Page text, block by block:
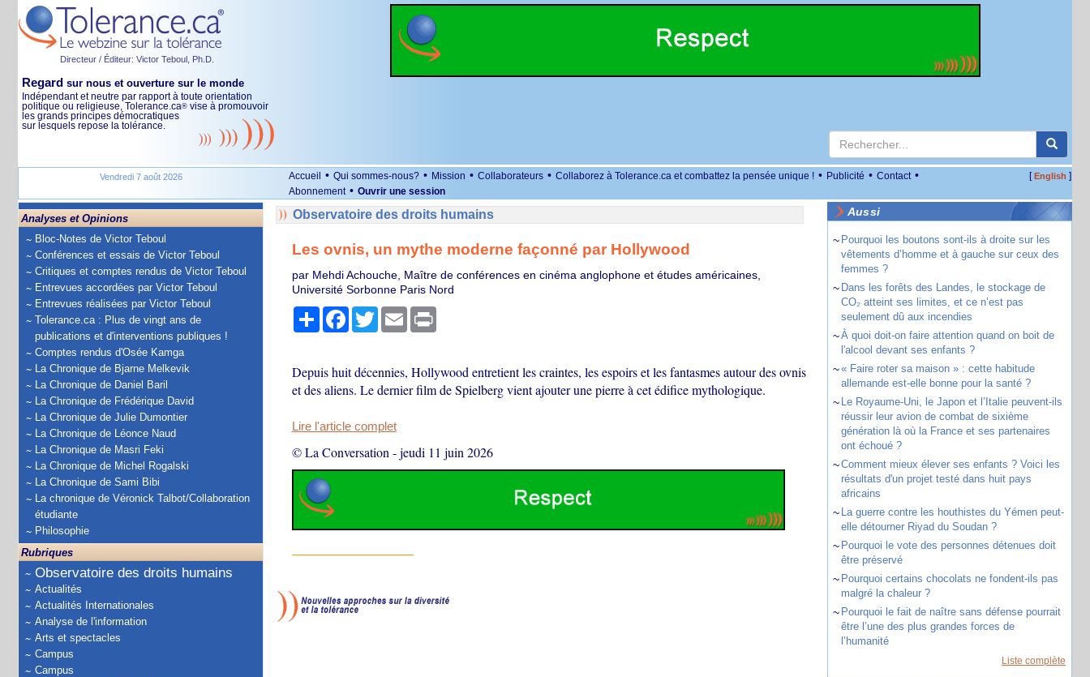
Directeur / Éditeur: Victor Teboul, Ph.D.
Regard sur nous et ouverture sur le monde
Indépendant et neutre par rapport à toute orientation
politique ou religieuse, Tolerance.ca® vise à promouvoir
les grands principes démocratiques
sur lesquels repose la tolérance.
Vendredi 7 août 2026 Accueil • Qui sommes-nous? • Mission • Collaborateurs • Collaborez à Tolerance.ca et combattez la pensée unique ! • Publicité • Contact •
Abonnement • Ouvrir une session
[English ]
Analyses et Opinions
Bloc-Notes de Victor Teboul
Conférences et essais de Victor Teboul
Critiques et comptes rendus de Victor Teboul
Entrevues accordées par Victor Teboul
Entrevues réalisées par Victor Teboul
Tolerance.ca : Plus de vingt ans de
publications et d'interventions publiques !
Comptes rendus d'Osée Kamga
La Chronique de Bjarne Melkevik
La Chronique de Daniel Baril
La Chronique de Frédérique David
La Chronique de Julie Dumontier
La Chronique de Léonce Naud
La Chronique de Masri Feki
La Chronique de Michel Rogalski
La Chronique de Sami Bibi
La chronique de Véronick Talbot/Collaboration
étudiante
Philosophie
Rubriques
Observatoire des droits humains
Actualités
Actualités Internationales
Analyse de l'information
Arts et spectacles
Campus
Campus
Observatoire des droits humains
Les ovnis, un mythe moderne façonné par Hollywood
par Mehdi Achouche, Maître de conférences en cinéma anglophone et études américaines,
Université Sorbonne Paris Nord
PartagerFacebook
TwitterEmail Print
Depuis huit décennies, Hollywood entretient les craintes, les espoirs et les fantasmes autour des ovnis
et des aliens. Le dernier film de Spielberg vient ajouter une pierre à cet édifice mythologique.
Lire l'article complet
© La Conversation -jeudi 11 juin 2026
Aussi
~ Pourquoi les boutons sont-ils à droite sur les
vêtements d’homme et à gauche sur ceux des
femmes ?
~ Dans les forêts des Landes, le stockage de
CO₂ atteint ses limites, et ce n’est pas
seulement dû aux incendies
~À quoi doit-on faire attention quand on boit de
l'alcool devant ses enfants ?
~« Faire roter sa maison » : cette habitude
allemande est-elle bonne pour la santé ?
~ Le Royaume-Uni, le Japon et l’Italie peuvent-ils
réussir leur avion de combat de sixième
génération là où la France et ses partenaires
ont échoué ?
~Comment mieux élever ses enfants ? Voici les
résultats d'un projet testé dans huit pays
africains
~ La guerre contre les houthistes du Yémen peut-
elle détourner Riyad du Soudan ?
~ Pourquoi le vote des personnes détenues doit
être préservé
~ Pourquoi certains chocolats ne fondent-ils pas
malgré la chaleur ?
~ Pourquoi le fait de naître sans défense pourrait
être l’une des plus grandes forces de
l’humanité
Liste complète